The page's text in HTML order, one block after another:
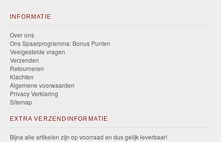
INFORMATIE
Over ons
Ons Spaarprogramma: Bonus Punten
Veelgestelde vragen
Verzenden
Retourneren
Klachten
Algemene voorwaarden
Privacy Verklaring
Sitemap
EXTRA VERZENDINFORMATIE
Bijna alle artikelen zijn op voorraad en dus gelijk leverbaar!